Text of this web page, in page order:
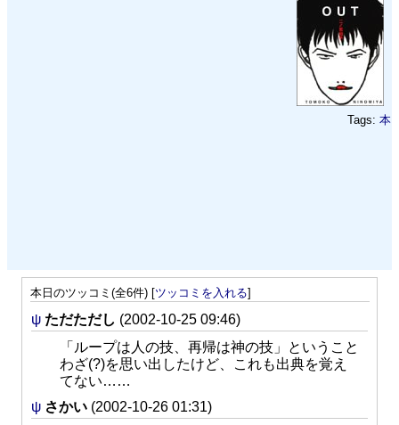
Tags: 本
本日のツッコミ(全6件) [ツッコミを入れる]
ψ ただただし (2002-10-25 09:46)
「ループは人の技、再帰は神の技」ということ
わざ(?)を思い出したけど、これも出典を覚え
てない……
ψ さかい (2002-10-26 01:31)